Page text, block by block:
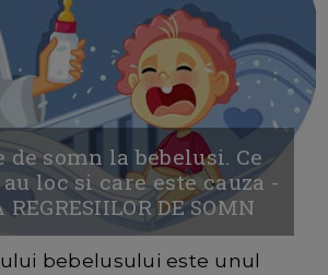
de somn la bebelusi. Ce
loc si care este cauza -
REGRESIILOR DE SOMN
bebelusului este unul